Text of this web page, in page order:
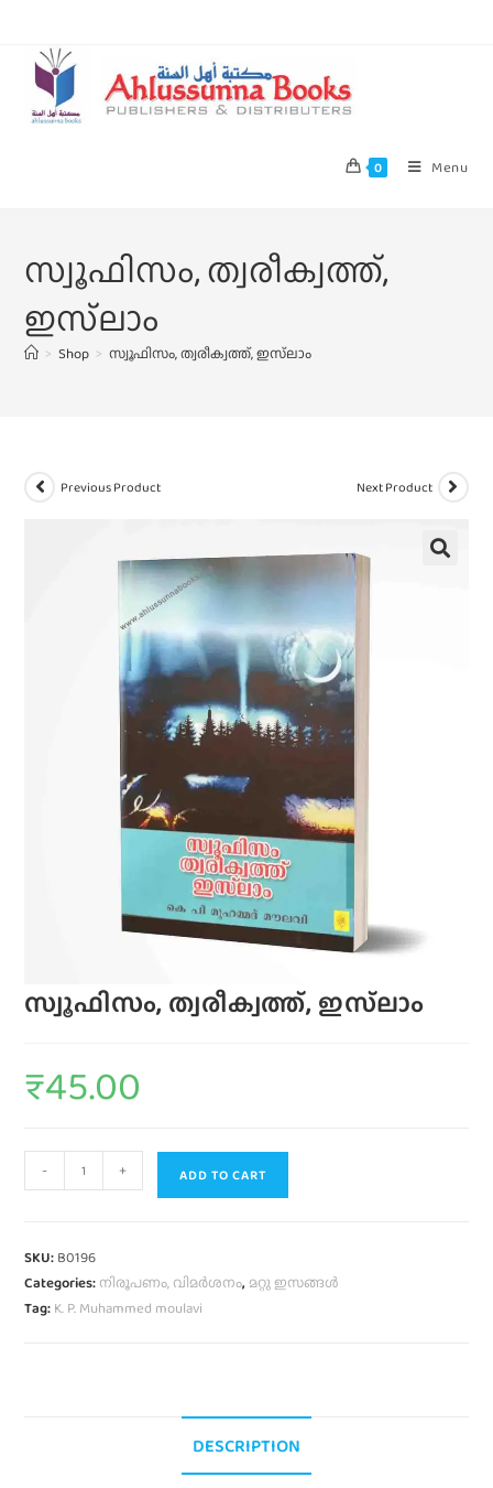
0 Menu
സ്വൂഫിസം, ത്വരീക്വത്ത്‌,
ഇസ്‌ലാം
> Shop > സ്വൂഫിസം, ത്വരീക്വത്ത്‌, ഇസ്‌ലാം
Previous Product Next Product
സ്വൂഫിസം, ത്വരീക്വത്ത്‌, ഇസ്‌ലാം
₹45.00
- + ADD TO CART
SKU: B0196
Categories: നിരൂപണം, വിമര്‍ശനം, മറ്റു ഇസങ്ങൾ
Tag: K. P. Muhammed moulavi
DESCRIPTION